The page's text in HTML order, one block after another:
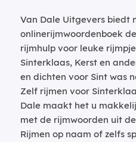
Van Dale Uitgevers biedt
onlinerijmwoordenboek
rijmhulp voor leuke
Sinterklaas, Kerst en
en dichten voor Sint was
Zelf rijmen voor
Dale maakt het u
met de rijmwoorden uit
Rijmen op naam of zelfs